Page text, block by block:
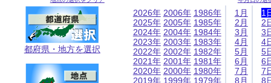
都府県・地方を選択
2026年
2025年
2024年
2023年
2022年
2021年
2020年
2019年
2006年
2005年
2004年
2003年
2002年
2001年
2000年
1999年
1986年
1985年
1984年
1983年
1982年
1981年
1980年
1979年
1月
2月
3月
4月
5月
6月
7月
8月
1
2
3
4
5
6
7
8